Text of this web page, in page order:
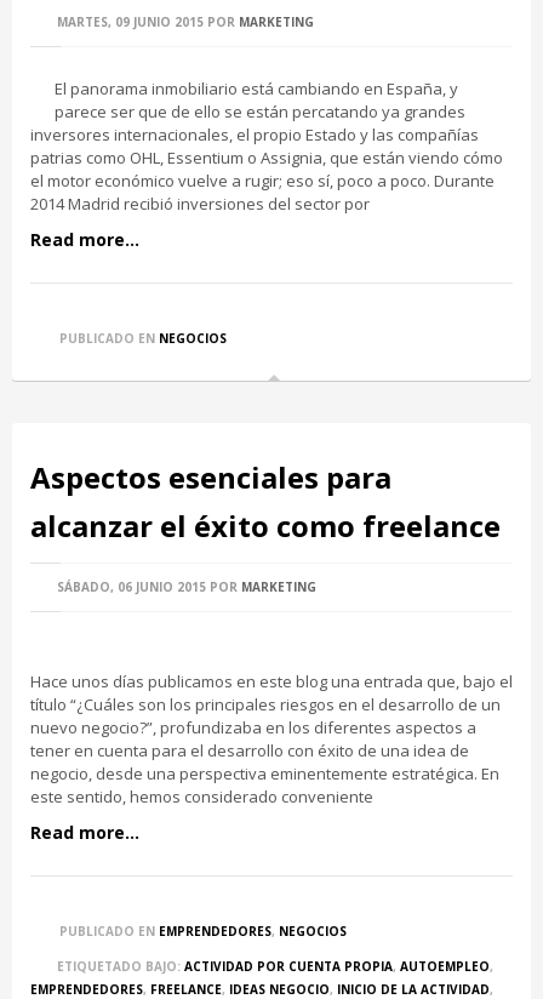
MARTES, 09 JUNIO 2015 POR MARKETING
El panorama inmobiliario está cambiando en España, y
parece ser que de ello se están percatando ya grandes
inversores internacionales, el propio Estado y las compañías
patrias como OHL, Essentium o Assignia, que están viendo cómo
el motor económico vuelve a rugir; eso sí, poco a poco. Durante
2014 Madrid recibió inversiones del sector por
Read more...
PUBLICADO EN NEGOCIOS
Aspectos esenciales para
alcanzar el éxito como freelance
SÁBADO, 06 JUNIO 2015 POR MARKETING
Hace unos días publicamos en este blog una entrada que, bajo el
título “¿Cuáles son los principales riesgos en el desarrollo de un
nuevo negocio?”, profundizaba en los diferentes aspectos a
tener en cuenta para el desarrollo con éxito de una idea de
negocio, desde una perspectiva eminentemente estratégica. En
este sentido, hemos considerado conveniente
Read more...
PUBLICADO EN EMPRENDEDORES, NEGOCIOS
ETIQUETADO BAJO: ACTIVIDAD POR CUENTA PROPIA, AUTOEMPLEO,
EMPRENDEDORES, FREELANCE, IDEAS NEGOCIO, INICIO DE LA ACTIVIDAD,